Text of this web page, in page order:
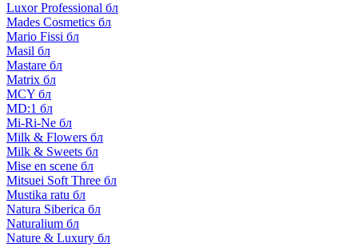
Luxor Professional бл
Mades Cosmetics бл
Mario Fissi бл
Masil бл
Mastare бл
Matrix бл
MCY бл
MD:1 бл
Mi-Ri-Ne бл
Milk & Flowers бл
Milk & Sweets бл
Mise en scene бл
Mitsuei Soft Three бл
Mustika ratu бл
Natura Siberica бл
Naturalium бл
Nature & Luxury бл